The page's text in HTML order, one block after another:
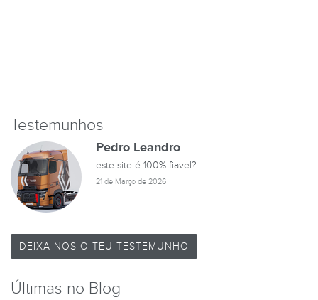
Testemunhos
Pedro Leandro
este site é 100% fiavel?
21 de Março de 2026
DEIXA-NOS O TEU TESTEMUNHO
Últimas no Blog